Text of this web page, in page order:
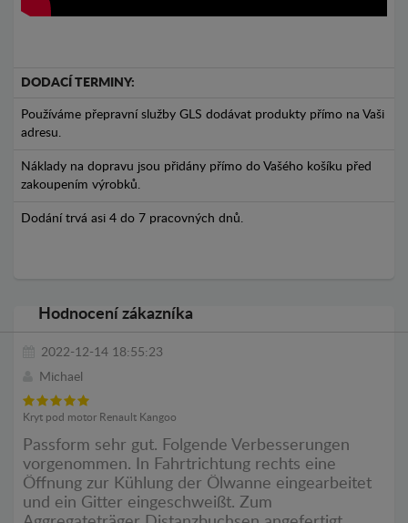
DODACÍ TERMINY:
Používáme přepravní služby GLS dodávat produkty přímo na Vaši
adresu.
Náklady na dopravu jsou přidány přímo do Vašého košíku před
zakoupením výrobků.
Dodání trvá asi 4 do 7 pracovných dnů.
Hodnocení zákazníka
2022-12-14 18:55:23
Michael
Kryt pod motor Renault Kangoo
Passform sehr gut. Folgende Verbesserungen
vorgenommen. In Fahrtrichtung rechts eine
Öffnung zur Kühlung der Ölwanne eingearbeitet
und ein Gitter eingeschweißt. Zum